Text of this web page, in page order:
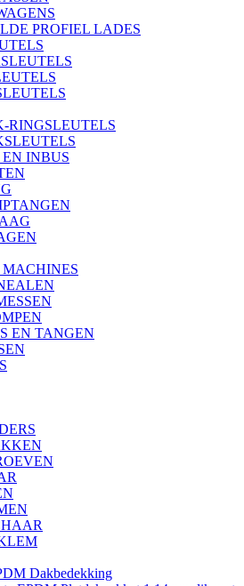
PROFIEL LADES
RINGSLEUTELS
INBUS
EN TANGEN
Dakbedekking